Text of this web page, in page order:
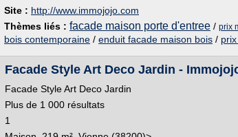
Site : http://www.immojojo.com
Thèmes liés : facade maison porte d'entree / prix
bois contemporaine / enduit facade maison bois /
Facade Style Art Deco Jardin -
Facade Style Art Deco Jardin
Plus de 1 000 résultats
1